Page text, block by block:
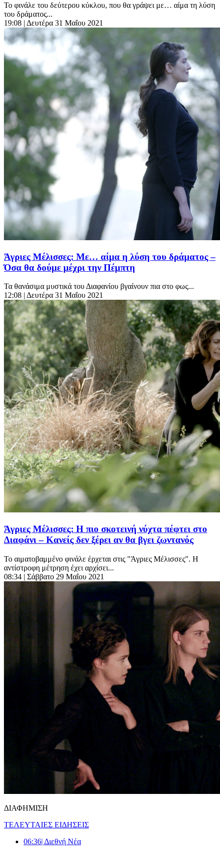
Το φινάλε του δεύτερου κύκλου, που θα γράψει με… αίμα τη λύση
του δράματος...
19:08 | Δευτέρα 31 Μαΐου 2021
Άγριες Μέλισσες: Με… αίμα η λύση του δράματος –
Όσα θα δούμε μέχρι την Πέμπτη
Τα θανάσιμα μυστικά του Διαφανίου βγαίνουν πια στο φως...
12:08 | Δευτέρα 31 Μαΐου 2021
Άγριες Μέλισσες: Η πιο σκοτεινή νύχτα πέφτει στο
Διαφάνι – Κανείς δεν ξέρει αν θα βγει ζωντανός
Το αιματοβαμμένο φινάλε έρχεται στις "Άγριες Μέλισσες". Η
αντίστροφη μέτρηση έχει αρχίσει...
08:34 | Σάββατο 29 Μαΐου 2021
ΔΙΑΦΗΜΙΣΗ
ΤΕΛΕΥΤΑΙΕΣ ΕΙΔΗΣΕΙΣ
06:36| Διεθνή Νέα